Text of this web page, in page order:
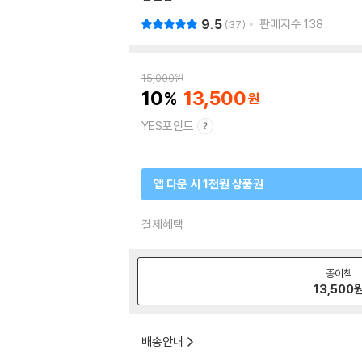
9.5 37 판매지수 138
15,000원
10 13,500
YES포인트
앱 다운 시 1천원 상품권
결제혜택
종이책
13,500
배송안내